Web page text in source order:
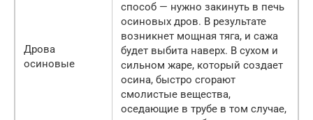
Дрова
осиновые
способ — нужно закинуть в печь
осиновых дров. В результате
возникнет мощная тяга, и сажа
будет выбита наверх. В сухом и
сильном жаре, который создает
осина, быстро сгорают
смолистые вещества,
оседающие в трубе в том случае,